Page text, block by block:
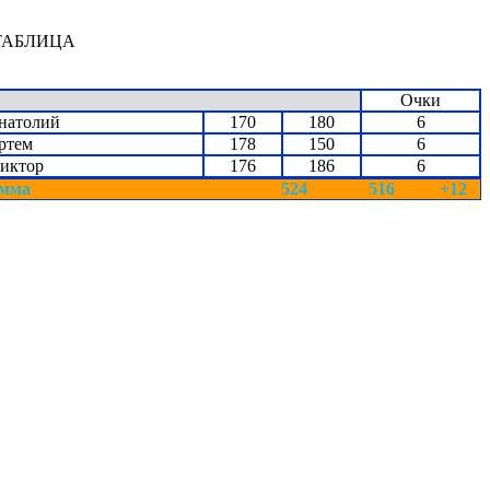
Очки
170 180
6
178 150
6
176 186
6
524 516 +12